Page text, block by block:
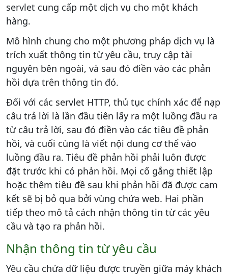
servlet cung cấp một dịch vụ cho một khách
hàng.
Mô hình chung cho một phương pháp dịch vụ là
trích xuất thông tin từ yêu cầu, truy cập tài
nguyên bên ngoài, và sau đó điền vào các phản
hồi dựa trên thông tin đó.
Đối với các servlet HTTP, thủ tục chính xác để nạp
câu trả lời là lần đầu tiên lấy ra một luồng đầu ra
từ câu trả lời, sau đó điền vào các tiêu đề phản
hồi, và cuối cùng là viết nội dung cơ thể vào
luồng đầu ra. Tiêu đề phản hồi phải luôn được
đặt trước khi có phản hồi. Mọi cố gắng thiết lập
hoặc thêm tiêu đề sau khi phản hồi đã được cam
kết sẽ bị bỏ qua bởi vùng chứa web. Hai phần
tiếp theo mô tả cách nhận thông tin từ các yêu
cầu và tạo ra phản hồi.
Nhận thông tin từ yêu cầu
Yêu cầu chứa dữ liệu được truyền giữa máy khách